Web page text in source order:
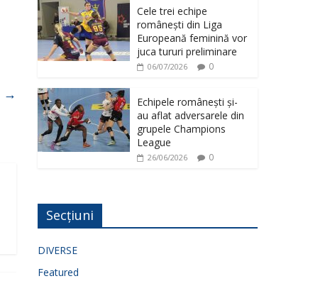
→
Cele trei echipe
românești din Liga
Europeană feminină vor
juca tururi preliminare
06/07/2026 0
Echipele românești și-
au aflat adversarele din
grupele Champions
League
26/06/2026 0
Secțiuni
DIVERSE
Featured